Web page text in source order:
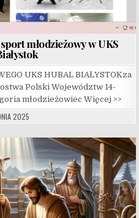
młodzieżowy w UKS
UKS HUBAL BIAŁYSTOKza
Polski Województw 14-
młodzieżowiec Więcej >>
2025